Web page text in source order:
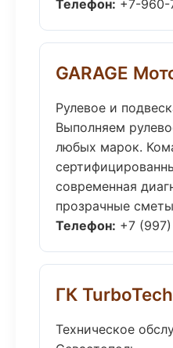
Телефон: +7-
GARAGE
Рулевое и
Выполняем
любых марок.
современная
прозрачные
Телефон: +7
ГК
Техническое